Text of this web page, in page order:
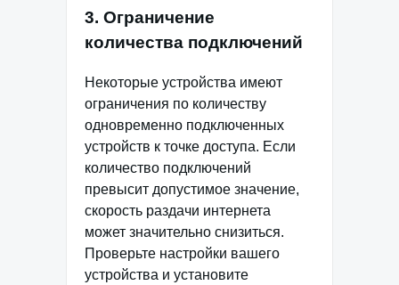
3. Ограничение
количества подключений
Некоторые устройства имеют
ограничения по количеству
одновременно подключенных
устройств к точке доступа. Если
количество подключений
превысит допустимое значение,
скорость раздачи интернета
может значительно снизиться.
Проверьте настройки вашего
устройства и установите